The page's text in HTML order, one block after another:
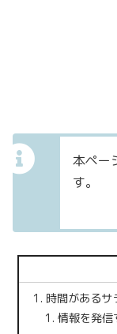
本ペー
す。
時間がある
情報を発信